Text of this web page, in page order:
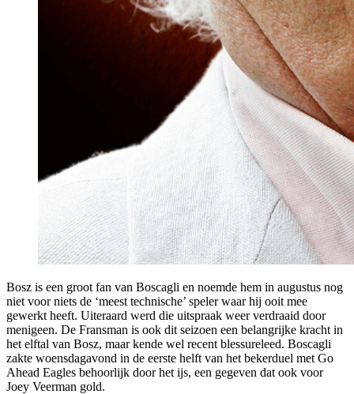
Bosz is een groot fan van Boscagli en noemde hem in augustus nog
niet voor niets de ‘meest technische’ speler waar hij ooit mee
gewerkt heeft. Uiteraard werd die uitspraak weer verdraaid door
menigeen. De Fransman is ook dit seizoen een belangrijke kracht in
het elftal van Bosz, maar kende wel recent blessureleed. Boscagli
zakte woensdagavond in de eerste helft van het bekerduel met Go
Ahead Eagles behoorlijk door het ijs, een gegeven dat ook voor
Joey Veerman gold.